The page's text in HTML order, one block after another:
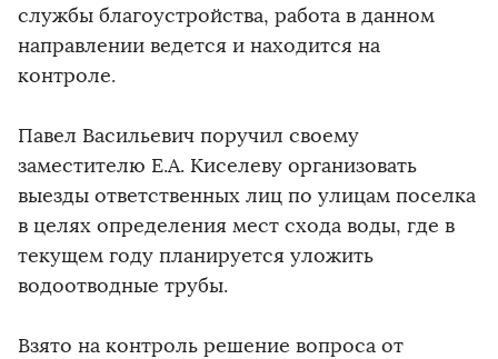
службы благоустройства, работа в данном
направлении ведется и находится на
контроле.
Павел Васильевич поручил своему
заместителю Е.А. Киселеву организовать
выезды ответственных лиц по улицам поселка
в целях определения мест схода воды, где в
текущем году планируется уложить
водоотводные трубы.
Взято на контроль решение вопроса от